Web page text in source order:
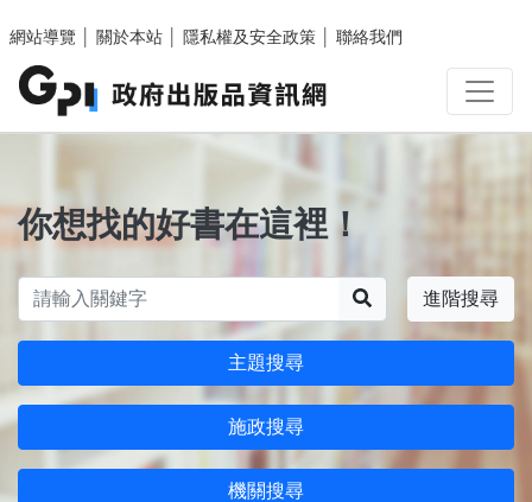
網站導覽
關於本站 隱私權及安全政策 聯絡我們
你想找的好書在這裡！
進階搜尋
主題搜尋
施政搜尋
機關搜尋